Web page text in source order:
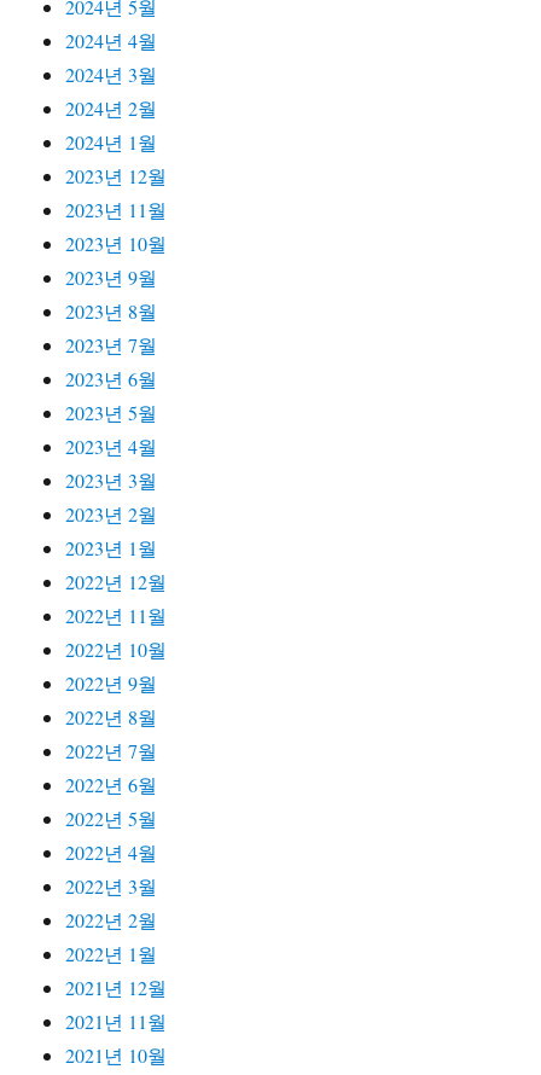
2024년 5월
2024년 4월
2024년 3월
2024년 2월
2024년 1월
2023년 12월
2023년 11월
2023년 10월
2023년 9월
2023년 8월
2023년 7월
2023년 6월
2023년 5월
2023년 4월
2023년 3월
2023년 2월
2023년 1월
2022년 12월
2022년 11월
2022년 10월
2022년 9월
2022년 8월
2022년 7월
2022년 6월
2022년 5월
2022년 4월
2022년 3월
2022년 2월
2022년 1월
2021년 12월
2021년 11월
2021년 10월